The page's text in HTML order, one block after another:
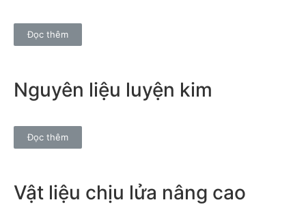
Đọc thêm
Nguyên liệu luyện kim
Đọc thêm
Vật liệu chịu lửa nâng cao